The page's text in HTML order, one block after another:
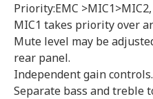
Priority:EMC
MIC1 takes priority over
Mute level may be
rear panel.
Independent gain controls.
Separate bass and treble